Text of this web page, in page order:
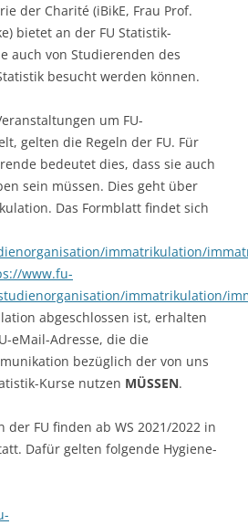
der Charité (iBikE, Frau Prof.
bietet an der FU Statistik-
auch von Studierenden des
besucht werden können.
um FU-
gelten die Regeln der FU. Für
bedeutet dies, dass sie auch
sein müssen. Dies geht über
Das Formblatt findet sich
immatrikulation/
www.fu-
immatrikulation/
abgeschlossen ist, erhalten
eMail-Adresse, die die
bezüglich der von uns
Kurse nutzen MÜSSEN.
der FU finden ab WS 2021/2022 in
Dafür gelten folgende Hygiene-